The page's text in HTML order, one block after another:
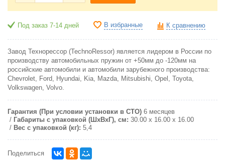
Под заказ 7-14 дней В избранные К сравнению
Завод Технорессор (TechnoRessor) является лидером в России по
производству автомобильных пружин от +50мм до -120мм на
российские автомобили и автомобили зарубежного производства:
Chevrolet, Ford, Hyundai, Kia, Mazda, Mitsubishi, Opel, Toyota,
Volkswagen, Volvo.
Гарантия (При условии установки в СТО) 6 месяцев
Габариты с упаковкой (ШxВxГ), см: 30.00 x 16.00 x 16.00
Вес с упаковкой (кг): 5,4
Поделиться